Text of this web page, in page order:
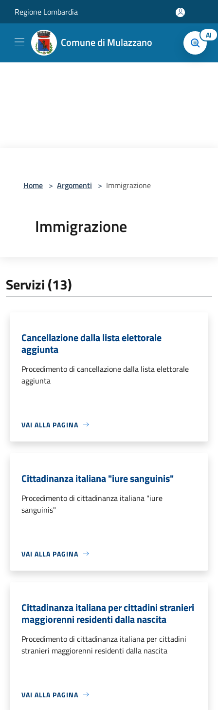
Regione Lombardia
Comune di Mulazzano AI
Home > Argomenti > Immigrazione
Immigrazione
Servizi (13)
Cancellazione dalla lista elettorale
aggiunta
Procedimento di cancellazione dalla lista elettorale
aggiunta
VAI ALLA PAGINA
Cittadinanza italiana "iure sanguinis"
Procedimento di cittadinanza italiana "iure
sanguinis"
VAI ALLA PAGINA
Cittadinanza italiana per cittadini stranieri
maggiorenni residenti dalla nascita
Procedimento di cittadinanza italiana per cittadini
stranieri maggiorenni residenti dalla nascita
VAI ALLA PAGINA